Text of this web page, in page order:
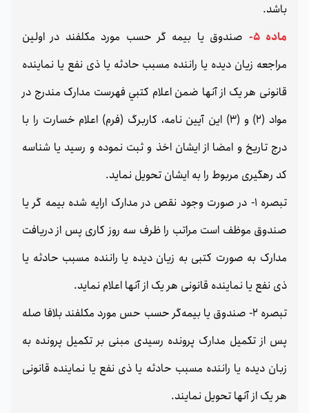
باشد.
ماده 5-
صندوق یا بیمه گر حسب مورد مکلفند در اولین
مراجعه زیان دیده یا راننده مسبب حادثه يا ذی نفع یا نماینده
قانونی هر یک از آنها ضمن اعلام كتبي فهرست مدارک مندرج در
مواد (2) و (3) این آیین نامه، کاربرگ (فرم) اعلام خسارت را با
درج تاریخ و امضا از ایشان اخذ و ثبت نموده و رسید یا شناسه
کد رهگیری مربوط را به ایشان تحویل نماید.
تبصره 1- در صورت وجود نقص در مدارک ارایه شده بیمه گر یا
صندوق موظف است مراتب را ظرف سه روز کاری پس از دریافت
مدارک به صورت کتبی به زیان دیده یا راننده مسبب حادثه يا
ذی نفع یا نماینده قانونی هر یک از آنها اعلام نماید.
تبصره 2- صندوق یا بیمه‌گر حسب حس مورد مکلفند بلافا صله
پس از تکمیل مدارک پرونده رسیدی مبنی بر تکمیل پرونده به
زبان دیده یا راننده مسبب حادثه يا ذی نفع یا نماینده قانونی
هر یک از آنها تحویل نمایند.